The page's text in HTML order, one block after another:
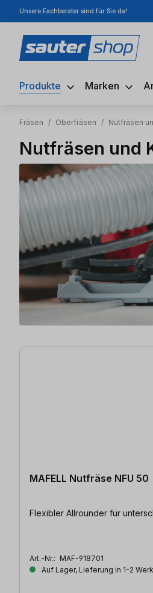
Hauptinhalt springen
Zur Suche springen
Zur Hauptnavigation springen
Unsere Fachberater sind für Sie da!
Produkte Marken
Fräsen / Oberfräsen / Nutfräsen
Nutfräsen und
7 Artikel gefunden
MAFELL Nutfräse NFU 50
Art.-Nr.: MAF-918701
Auf Lager, Lieferung in 1-2